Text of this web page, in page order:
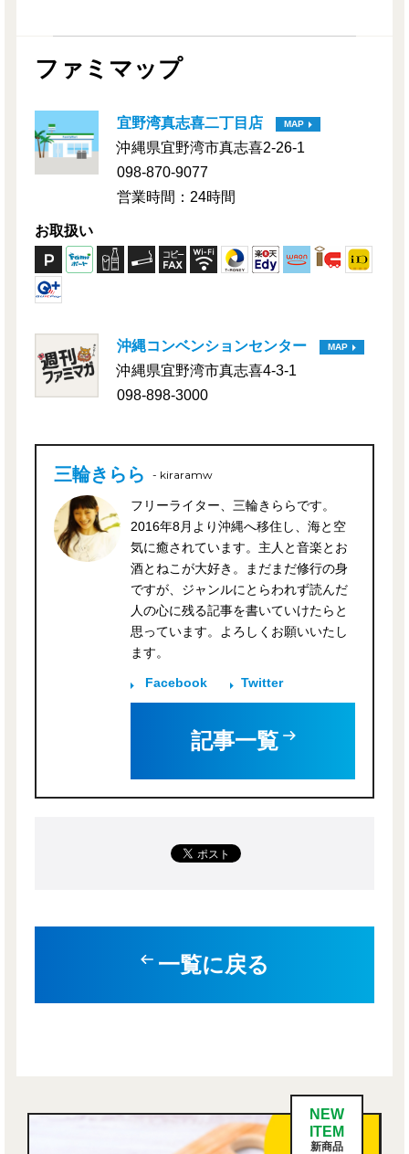
ファミマップ
宜野湾真志喜二丁目店 MAP
沖縄県宜野湾市真志喜2-26-1
098-870-9077
営業時間：24時間
お取扱い
沖縄コンベンションセンター MAP
沖縄県宜野湾市真志喜4-3-1
098-898-3000
三輪きらら - kiraramw
フリーライター、三輪きららです。
2016年8月より沖縄へ移住し、海と空
気に癒されています。主人と音楽とお
酒とねこが大好き。まだまだ修行の身
ですが、ジャンルにとらわれず読んだ
人の心に残る記事を書いていけたらと
思っています。よろしくお願いいたし
ます。
Facebook Twitter
記事一覧
一覧に戻る
NEW
ITEM
新商品